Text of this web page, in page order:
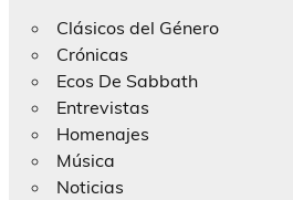
Clásicos del Género
Crónicas
Ecos De Sabbath
Entrevistas
Homenajes
Música
Noticias